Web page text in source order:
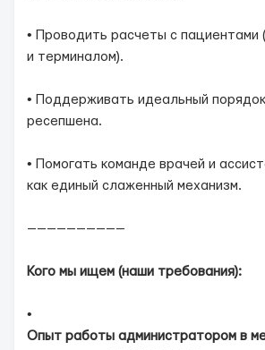
• Проводить расчеты с пациентами
и терминалом).
• Поддерживать идеальный
ресепшена.
• Помогать команде врачей и
как единый слаженный механизм.
——————————
Кого мы ищем (наши требования):
•
Опыт работы администратором в